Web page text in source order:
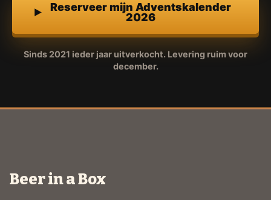
Reserveer mijn Adventskalender
2026
Sinds 2021 ieder jaar uitverkocht. Levering ruim voor
december.
Beer in a Box